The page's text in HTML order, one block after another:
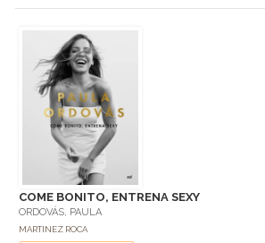
COME BONITO, ENTRENA SEXY
ORDOVÁS, PAULA
MARTINEZ ROCA